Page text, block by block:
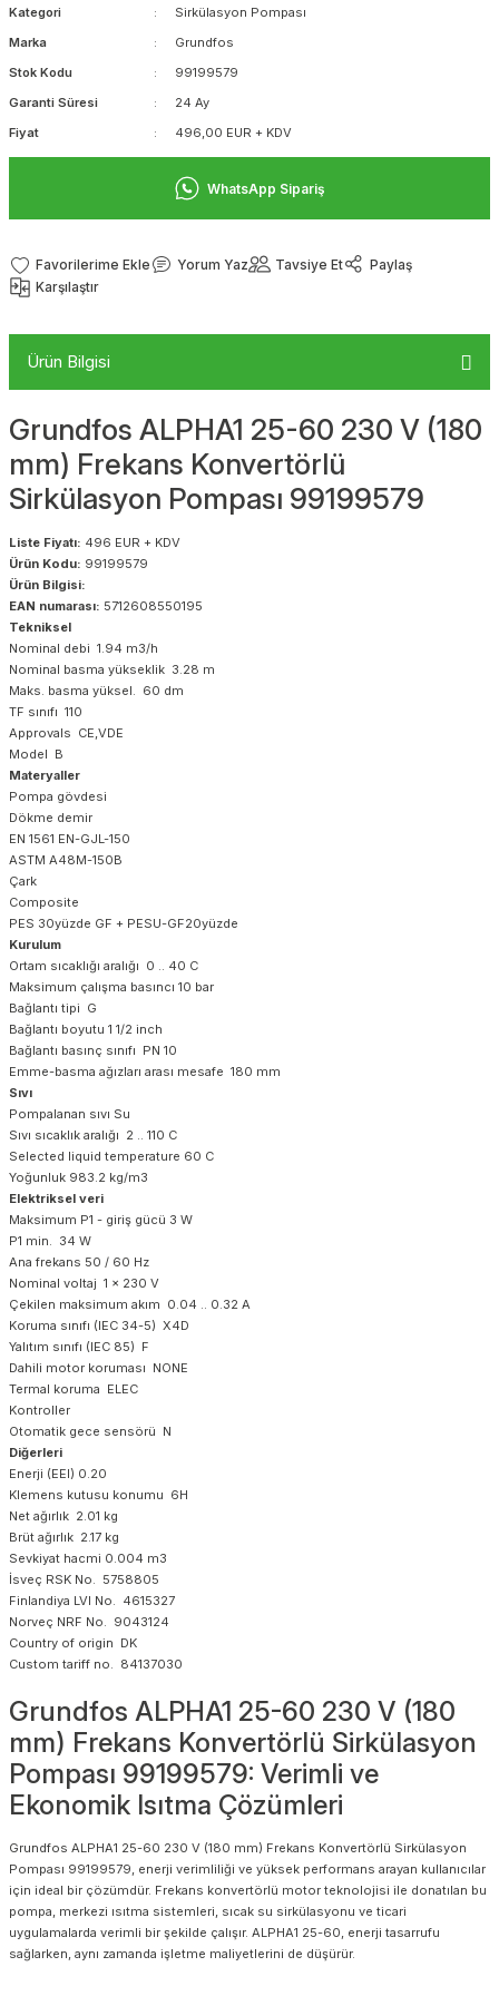
Kategori
Sirkülasyon Pompası
Marka
Grundfos
Stok Kodu
99199579
Garanti Süresi
24 Ay
Fiyat
496,00 EUR + KDV
WhatsApp Sipariş
Yorum Yaz Tavsiye Et
Paylaş
Karşılaştır
Ürün Bilgisi
Grundfos ALPHA1 25-60 230 V (180
mm) Frekans Konvertörlü
Sirkülasyon Pompası 99199579
Liste Fiyatı: 496 EUR + KDV
Ürün Kodu: 99199579
Ürün Bilgisi:
EAN numarası: 5712608550195
Tekniksel
Nominal debi 1.94 m3/h
Nominal basma yükseklik 3.28 m
Maks. basma yüksel. 60 dm
TF sınıfı 110
Approvals CE,VDE
Model B
Materyaller
Pompa gövdesi
Dökme demir
EN 1561 EN-GJL-150
ASTM A48M-150B
Çark
Composite
PES 30yüzde GF + PESU-GF20yüzde
Kurulum
Ortam sıcaklığı aralığı 0 .. 40 C
Maksimum çalışma basıncı 10 bar
Bağlantı tipi G
Bağlantı boyutu 1 1/2 inch
Bağlantı basınç sınıfı PN 10
Emme-basma ağızları arası mesafe 180 mm
Sıvı
Pompalanan sıvı Su
Sıvı sıcaklık aralığı 2 .. 110 C
Selected liquid temperature 60 C
Yoğunluk 983.2 kg/m3
Elektriksel veri
Maksimum P1 - giriş gücü 3 W
P1 min. 34 W
Ana frekans 50 / 60 Hz
Nominal voltaj 1 x 230 V
Çekilen maksimum akım 0.04 .. 0.32 A
Koruma sınıfı (IEC 34-5) X4D
Yalıtım sınıfı (IEC 85) F
Dahili motor koruması NONE
Termal koruma ELEC
Kontroller
Otomatik gece sensörü N
Diğerleri
Enerji (EEI) 0.20
Klemens kutusu konumu 6H
Net ağırlık 2.01 kg
Brüt ağırlık 2.17 kg
Sevkiyat hacmi 0.004 m3
İsveç RSK No. 5758805
Finlandiya LVI No. 4615327
Norveç NRF No. 9043124
Country of origin DK
Custom tariff no. 84137030
Grundfos ALPHA1 25-60 230 V (180
mm) Frekans Konvertörlü Sirkülasyon
Pompası 99199579: Verimli ve
Ekonomik Isıtma Çözümleri
Grundfos ALPHA1 25-60 230 V (180 mm) Frekans Konvertörlü Sirkülasyon
Pompası 99199579, enerji verimliliği ve yüksek performans arayan kullanıcılar
için ideal bir çözümdür. Frekans konvertörlü motor teknolojisi ile donatılan bu
pompa, merkezi ısıtma sistemleri, sıcak su sirkülasyonu ve ticari
uygulamalarda verimli bir şekilde çalışır. ALPHA1 25-60, enerji tasarrufu
sağlarken, aynı zamanda işletme maliyetlerini de düşürür.